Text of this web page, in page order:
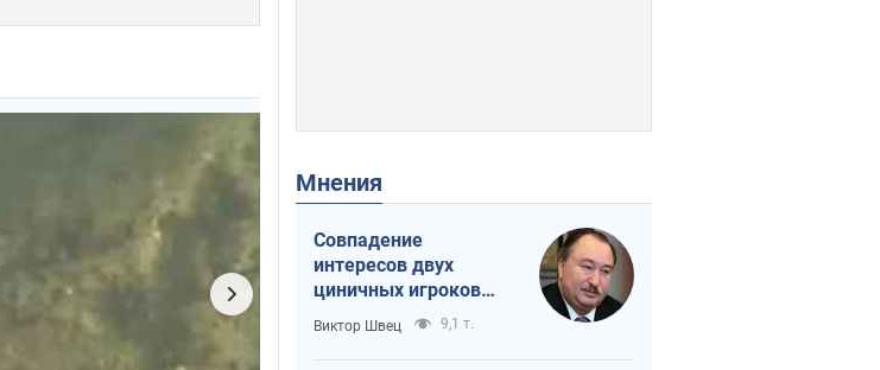
Мнения
Совпадение
интересов двух
циничных игроков
или тайный план
Трампа и Путина?
Виктор Швец 9,1 т.